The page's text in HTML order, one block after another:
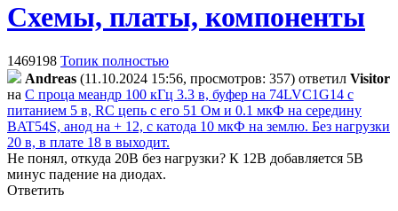
Схемы, платы, компоненты
1469198 Топик полностью
Andreas (11.10.2024 15:56, просмотров: 357) ответил Visitor
на С проца меандр 100 кГц 3.3 в, буфер на 74LVC1G14 с
питанием 5 в, RC цепь с его 51 Ом и 0.1 мкФ на середину
BAT54S, анод на + 12, с катода 10 мкФ на землю. Без нагрузки
20 в, в плате 18 в выходит.
Не понял, откуда 20В без нагрузки? К 12В добавляется 5В
минус падение на диодах.
Ответить